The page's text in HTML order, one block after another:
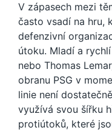
V zápasech mezi
často vsadí na hru,
defenzivní
útoku. Mladí a
nebo Thomas
obranu PSG v
linie není
využívá svou šířku
protiútoků, které